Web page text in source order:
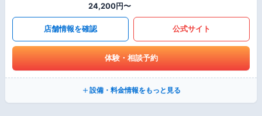
24,200円〜
店舗情報を確認 公式サイト
体験・相談予約
設備・料金情報をもっと見る